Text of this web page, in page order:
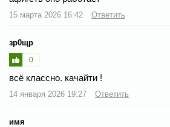
15 марта 2026 16:42 Ответить
зр0щр
0
всё классно. качайти !
14 января 2026 19:27 Ответить
имя